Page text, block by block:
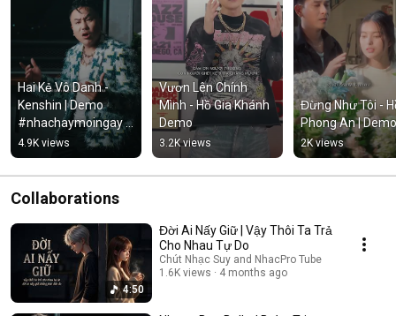
Hai Kẻ Vô Danh -
Kenshin | Demo
#nhachaymoingay
#tamtrang
4.9K views
Vươn Lên Chính
Mình - Hồ Gia Khánh
Demo
3.2K views
Đừng Như Tôi -
Phong An | Demo
2K views
Collaborations
4:50
Đời Ai Nấy Giữ | Vậy Thôi Ta Trả
Cho Nhau Tự Do
Chút Nhạc Suy and NhacPro Tube
1.6K views
4 months ago